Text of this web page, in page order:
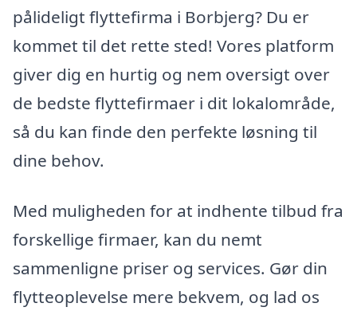
pålideligt flyttefirma i Borbjerg? Du er
kommet til det rette sted! Vores platform
giver dig en hurtig og nem oversigt over
de bedste flyttefirmaer i dit lokalområde,
så du kan finde den perfekte løsning til
dine behov.
Med muligheden for at indhente tilbud fra
forskellige firmaer, kan du nemt
sammenligne priser og services. Gør din
flytteoplevelse mere bekvem, og lad os